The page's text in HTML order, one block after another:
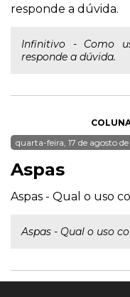
responde a dúvida.
Infinitivo - Como
responde a dúvida.
quarta-feira, 17 de agosto
Aspas
Aspas - Qual o uso
Aspas - Qual o uso